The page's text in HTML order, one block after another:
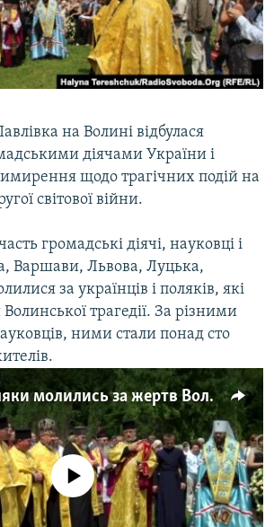
КРИМУ
на Волині відбулася
діячами України і
щодо трагічних подій на
світової війни.
громадські діячі, науковці і
Варшави, Львова, Луцька,
за українців і поляків, які
трагедії. За різними
ними стали понад сто
Українці і поляки молились за жертв Волинської трагедії
source currently available